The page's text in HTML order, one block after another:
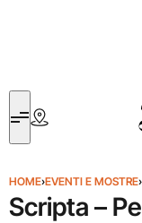
HOME›EVENTI E MOSTRE›
Scripta –